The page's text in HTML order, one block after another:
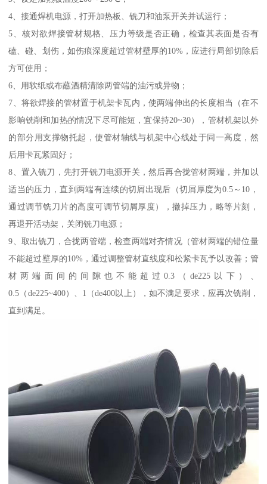
4、接通焊机电源，打开加热板、铣刀和油泵开关并试运行；
5、核对欲焊接管材规格、压力等级是否正确，检查其表面是否有
磕、碰、划伤，如伤痕深度超过管材壁厚的10%，应进行局部切除后
方可使用；
6、用软纸或布蘸酒精清除两管端的油污或异物；
7、将欲焊接的管材置于机架卡瓦内，使两端伸出的长度相当（在不
影响铣削和加热的情况下尽可能短，宜保持20~30），管材机架以外
的部分用支撑物托起，使管材轴线与机架中心线处于同一高度，然
后用卡瓦紧固好；
8、置入铣刀，先打开铣刀电源开关，然后再合拢管材两端，并加以
适当的压力，直到两端有连续的切屑出现后（切屑厚度为0.5～10，
通过调节铣刀片的高度可调节切屑厚度），撤掉压力，略等片刻，
再退开活动架，关闭铣刀电源；
9、取出铣刀，合拢两管端，检查两端对齐情况（管材两端的错位量
不能超过壁厚的10%，通过调整管材直线度和松紧卡瓦予以改善；管
材两端面间的间隙也不能超过0.3（de225以下）、
0.5（de225~400）、1（de400以上），如不满足要求，应再次铣削，
直到满足。